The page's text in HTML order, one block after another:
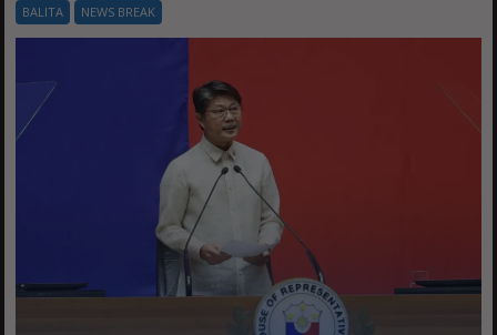
BALITA NEWS BREAK